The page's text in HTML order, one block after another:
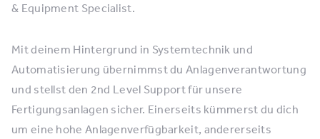
& Equipment Specialist.
Mit deinem Hintergrund in Systemtechnik und
Automatisierung übernimmst du Anlagenverantwortung
und stellst den 2nd Level Support für unsere
Fertigungsanlagen sicher. Einerseits kümmerst du dich
um eine hohe Anlagenverfügbarkeit, andererseits